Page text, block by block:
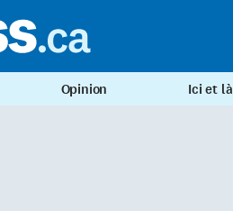
Opinion Ici et là